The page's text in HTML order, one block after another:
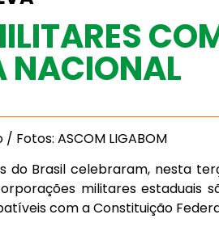
NACIONAL
Fotos: ASCOM LIGABOM
do Brasil celebraram, nesta
militares estaduais
com a Constituição